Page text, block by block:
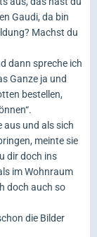
Gaudi, da bin
Machst du
dann spreche ich
Ganze ja und
bestellen,
aus und als sich
meinte sie
dir doch ins
im Wohnraum
doch auch so
die Bilder